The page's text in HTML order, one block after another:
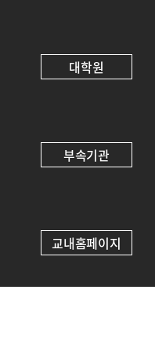
대학원
부속기관
교내홈페이지